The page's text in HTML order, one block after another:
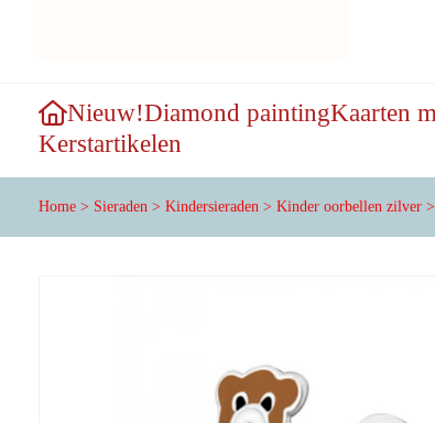
Nieuw!Diamond paintingKaarten
Kerstartikelen
Home > Sieraden > Kindersieraden > Kinder oorbellen zilver >